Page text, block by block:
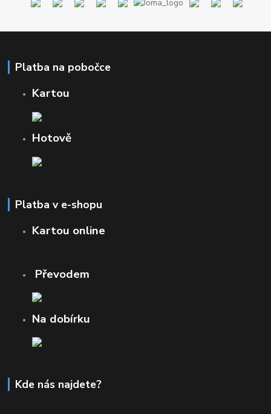
Platba na pobočce
Kartou
Hotově
Platba v e-shopu
Kartou online
Převodem
Na dobírku
Kde nás najdete?